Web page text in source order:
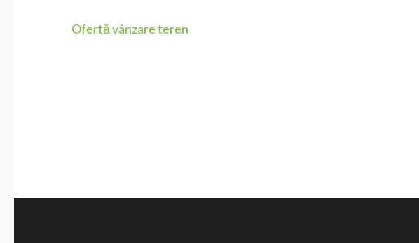
Navigare
Ofertă vânzare teren